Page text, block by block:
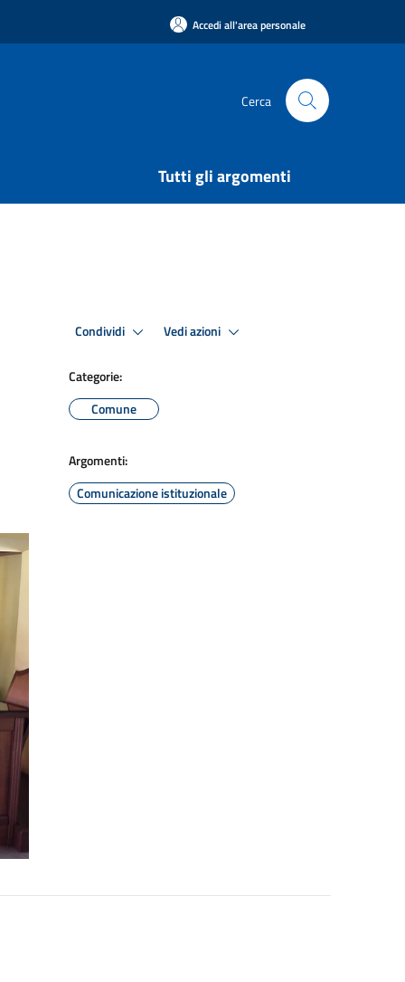
Accedi all'area personale
Cerca
Tutti gli argomenti
Condividi Vedi azioni
Categorie:
Comune
Argomenti:
Comunicazione istituzionale